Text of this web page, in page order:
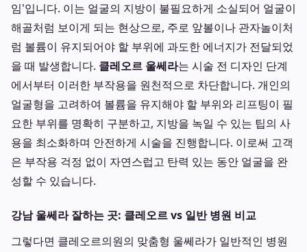
임'입니다. 이는 얼굴의 지방이 불필요하게 소실되어 얼굴이
해골처럼 보이게 되는 현상으로, 주로 앞볼이나 관자놀이처
럼 볼륨이 유지되어야 할 부위에 과도한 에너지가 전달되었
을 때 발생합니다. 클레오르 울쎄라는 시술 전 디자인 단계
에서부터 이러한 부작용을 원천적으로 차단합니다. 개인의
얼굴형을 고려하여 볼륨을 유지해야 할 부위와 리프팅이 필
요한 부위를 명확히 구분하고, 지방을 녹일 수 있는 팁의 사
용을 최소화하며 안전하게 시술을 진행합니다. 이로써 고객
은 부작용 걱정 없이 자연스럽고 탄력 있는 동안 얼굴을 완
성할 수 있습니다.
강남 울쎄라 잘하는 곳: 클레오르 vs 일반 병원 비교
그렇다면 클레오르의원의 맞춤형 울쎄라가 일반적인 병원